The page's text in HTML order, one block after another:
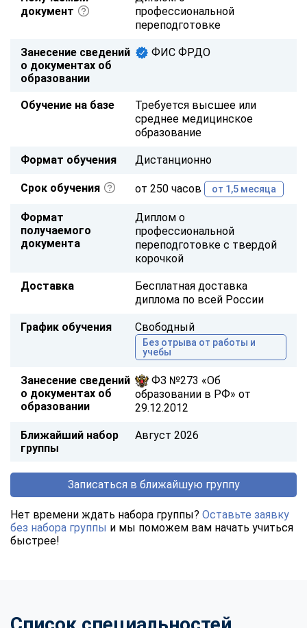
документ
профессиональной
переподготовке
Занесение сведений
о документах об
образовании
ФИС ФРДО
Обучение на базе
Требуется высшее или
среднее медицинское
образование
Формат обучения Дистанционно
Срок обучения от 250 часов от 1,5 месяца
Формат
получаемого
документа
Диплом о
профессиональной
переподготовке с твердой
корочкой
Доставка
Бесплатная доставка
диплома по всей России
График обучения Свободный
Без отрыва от работы и
учебы
Занесение сведений
о документах об
образовании
ФЗ №273 «Об
образовании в РФ» от
29.12.2012
Ближайший набор
группы
Август 2026
Записаться в ближайшую группу
Нет времени ждать набора группы? Оставьте заявку
без набора группы и мы поможем вам начать учиться
быстрее!